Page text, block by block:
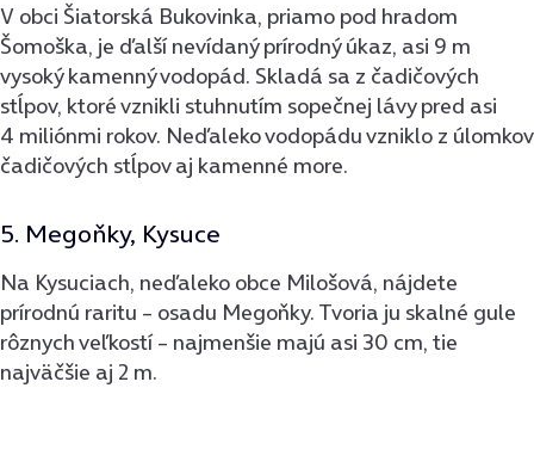
V obci Šiatorská Bukovinka, priamo pod hradom
Šomoška, je ďalší nevídaný prírodný úkaz, asi 9 m
vysoký kamenný vodopád. Skladá sa z čadičových
stĺpov, ktoré vznikli stuhnutím sopečnej lávy pred asi
4 miliónmi rokov. Neďaleko vodopádu vzniklo z úlomkov
čadičových stĺpov aj kamenné more.
5. Megoňky, Kysuce
Na Kysuciach, neďaleko obce Milošová, nájdete
prírodnú raritu – osadu Megoňky. Tvoria ju skalné gule
rôznych veľkostí – najmenšie majú asi 30 cm, tie
najväčšie aj 2 m.